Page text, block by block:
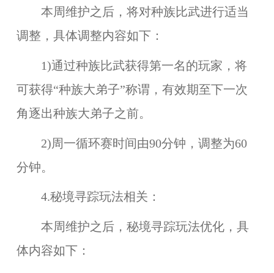
本周维护之后，将对种族比武进行适当
调整，具体调整内容如下：
1)通过种族比武获得第一名的玩家，将
可获得“种族大弟子”称谓，有效期至下一次
角逐出种族大弟子之前。
2)周一循环赛时间由90分钟，调整为60
分钟。
4.秘境寻踪玩法相关：
本周维护之后， 秘境寻踪玩法优化，具
体内容如下：